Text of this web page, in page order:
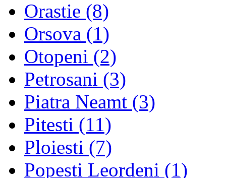
Orastie (8)
Orsova (1)
Otopeni (2)
Petrosani (3)
Piatra Neamt (3)
Pitesti (11)
Ploiesti (7)
Popesti Leordeni (1)